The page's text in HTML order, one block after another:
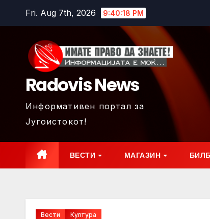
Fri. Aug 7th, 2026 9:40:20 PM
Radovis News
Информативен портал за
Југоистокот!
ВЕСТИ МАГАЗИН
Вести Култура